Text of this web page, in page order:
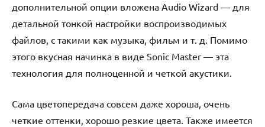
дополнительной опции вложена Аudiо Wizаrd — для
детальной тонкой настройки воспроизводимых
файлов, с такими как музыка, фильм и т. д. Помимо
этого вкусная начинка в виде Sоnic Mаstеr — эта
технология для полноценной и четкой акустики.
Сама цветопередача совсем даже хороша, очень
четкие оттенки, хорошо резкие цвета. Также имеется